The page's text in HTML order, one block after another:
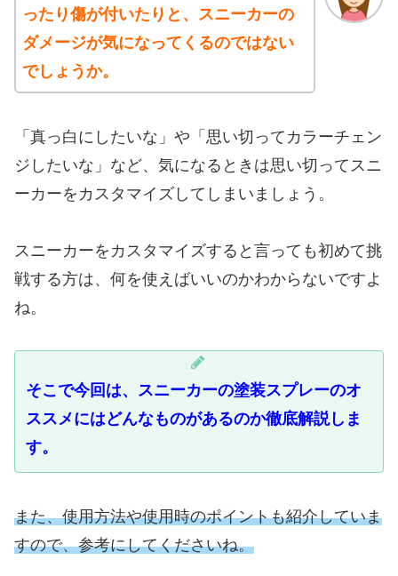
ったり傷が付いたりと、スニーカーの
ダメージが気になってくるのではない
でしょうか。
「真っ白にしたいな」や「思い切ってカラーチェン
ジしたいな」など、気になるときは思い切ってスニ
ーカーをカスタマイズしてしまいましょう。
スニーカーをカスタマイズすると言っても初めて挑
戦する方は、何を使えばいいのかわからないですよ
ね。
そこで今回は、スニーカーの塗装スプレーのオ
ススメにはどんなものがあるのか徹底解説しま
す。
また、使用方法や使用時のポイントも紹介していま
すので、参考にしてくださいね。